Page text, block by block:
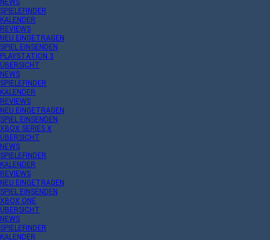
NEWS
SPIELEFINDER
KALENDER
REVIEWS
NEU EINGETRAGEN
SPIEL EINSENDEN
PLAYSTATION 3
ÜBERSICHT
NEWS
SPIELEFINDER
KALENDER
REVIEWS
NEU EINGETRAGEN
SPIEL EINSENDEN
XBOX SERIES X
ÜBERSICHT
NEWS
SPIELEFINDER
KALENDER
REVIEWS
NEU EINGETRAGEN
SPIEL EINSENDEN
XBOX ONE
ÜBERSICHT
NEWS
SPIELEFINDER
KALENDER